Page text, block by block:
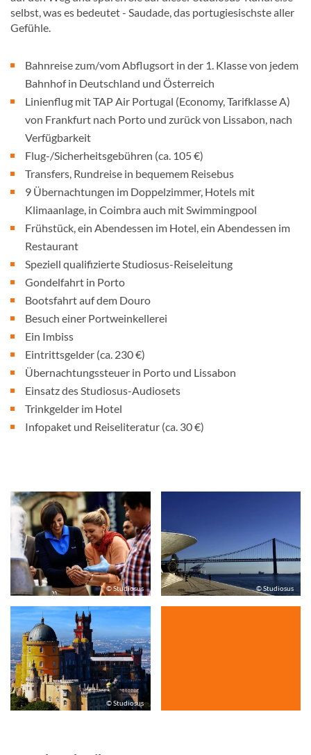
selbst, was es bedeutet - Saudade, das portugiesischste aller
Gefühle.
Bahnreise zum/vom Abflugsort in der 1. Klasse von jedem
Bahnhof in Deutschland und Österreich
Linienflug mit TAP Air Portugal (Economy, Tarifklasse A)
von Frankfurt nach Porto und zurück von Lissabon, nach
Verfügbarkeit
Flug-/Sicherheitsgebühren (ca. 105 €)
Transfers, Rundreise in bequemem Reisebus
9 Übernachtungen im Doppelzimmer, Hotels mit
Klimaanlage, in Coimbra auch mit Swimmingpool
Frühstück, ein Abendessen im Hotel, ein Abendessen im
Restaurant
Speziell qualifizierte Studiosus-Reiseleitung
Gondelfahrt in Porto
Bootsfahrt auf dem Douro
Besuch einer Portweinkellerei
Ein Imbiss
Eintrittsgelder (ca. 230 €)
Übernachtungssteuer in Porto und Lissabon
Einsatz des Studiosus-Audiosets
Trinkgelder im Hotel
Infopaket und Reiseliteratur (ca. 30 €)
© Studiosus © Studiosus
© Studiosus